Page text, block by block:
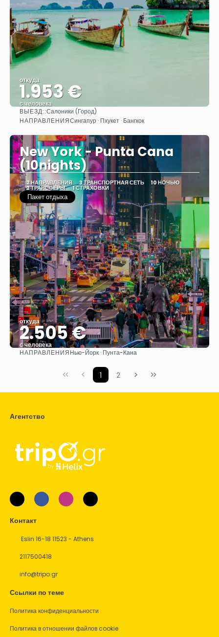
откуда
1.953 €
с человека
Видеть
ВЫЕЗД::Салоники (Город)
НАПРАВЛЕНИЯСингапур · Пхукет · Бангкок
New York - Punta Cana
(10nights)
2 НАПРАВЛЕНИЯ 3 ТРАНСПОРТНАЯ СЕТЬ 10 НОЧЬЮ
2 ТРАНСФЕРЫ 1 СТРАХОВКИ
Пакет отдыха
откуда
2.505 €
с человека
Видеть
НАПРАВЛЕНИЯНью-Йорк · Пунта-Кана
1 2
Агентство
Контакт
Eslin 16-18 11523 - Athens
2117500418
info@tripo.gr
Ссылки по теме
Политика конфиденциальности
Политика в отношении файлов cookie